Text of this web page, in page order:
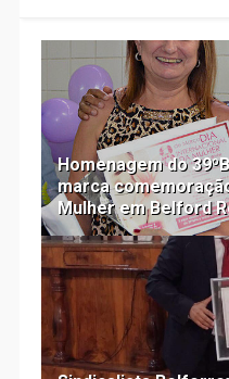
Homenagem do
marca
Mulher em Belford